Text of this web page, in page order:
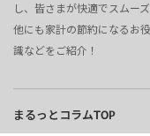
し、皆さまが快適でスムー
他にも家計の節約になるお
識などをご紹介！
まるっとコラムTOP